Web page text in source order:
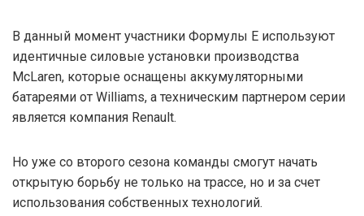
В данный момент участники Формулы Е используют
идентичные силовые установки производства
McLaren, которые оснащены аккумуляторными
батареями от Williams, а техническим партнером серии
является компания Renault.
Но уже со второго сезона команды смогут начать
открытую борьбу не только на трассе, но и за счет
использования собственных технологий.